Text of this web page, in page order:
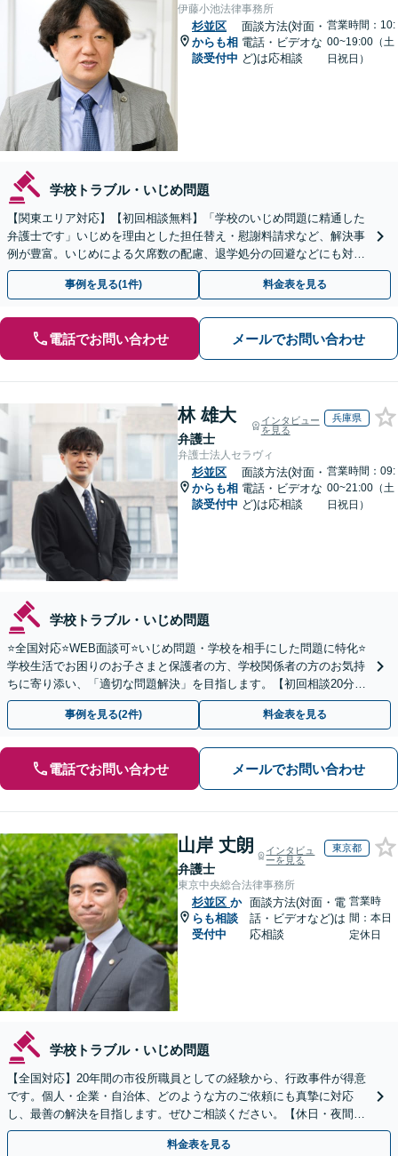
伊藤小池法律事務所
杉並区
からも相
談受付中
面談方法(対面・
電話・ビデオな
ど)は応相談
営業時間：10:
00~19:00（土
日祝日）
学校トラブル・いじめ問題
【関東エリア対応】【初回相談無料】「学校のいじめ問題に精通した
弁護士です」いじめを理由とした担任替え・慰謝料請求など、解決事
例が豊富。いじめによる欠席数の配慮、退学処分の回避などにも対応
可能です【夜間・休日相談可】【完全個室】
事例を見る(1件) 料金表を見る
電話でお問い合わせ メールでお問い合わせ
林 雄大
弁護士
インタビュー
を見る
兵庫県
弁護士法人セラヴィ
杉並区
からも相
談受付中
面談方法(対面・
電話・ビデオな
ど)は応相談
営業時間：09:
00~21:00（土
日祝日）
学校トラブル・いじめ問題
⭐️全国対応⭐️WEB面談可⭐️いじめ問題・学校を相手にした問題に特化⭐️
学校生活でお困りのお子さまと保護者の方、学校関係者の方のお気持
ちに寄り添い、「適切な問題解決」を目指します。【初回相談20分無
料】
事例を見る(2件) 料金表を見る
電話でお問い合わせ メールでお問い合わせ
山岸 丈朗
弁護士
インタビュ
ーを見る
東京都
東京中央総合法律事務所
杉並区 か
らも相談
受付中
面談方法(対面・電
話・ビデオなど)は
応相談
営業時
間：本日
定休日
学校トラブル・いじめ問題
【全国対応】20年間の市役所職員としての経験から、行政事件が得意
です。個人・企業・自治体、どのような方のご依頼にも真摯に対応
し、最善の解決を目指します。ぜひご相談ください。【休日・夜間相
談可】【ビデオ面談可】【銀座駅1分】
料金表を見る